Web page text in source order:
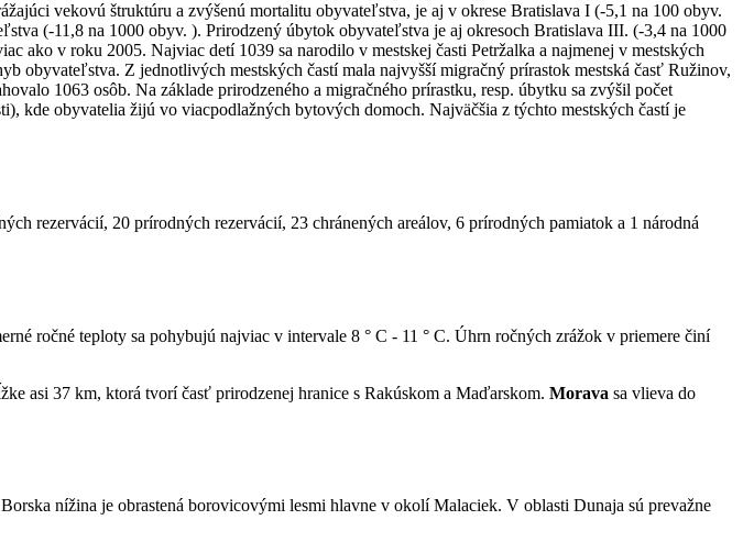
vekovú štruktúru a zvýšenú mortalitu obyvateľstva, je aj v okrese Bratislava I (-5,1 na 100 obyv.
(-11,8 na 1000 obyv. ). Prirodzený úbytok obyvateľstva je aj okresoch Bratislava III. (-3,4 na 1000
ako v roku 2005. Najviac detí 1039 sa narodilo v mestskej časti Petržalka a najmenej v mestských
obyvateľstva. Z jednotlivých mestských častí mala najvyšší migračný prírastok mestská časť Ružinov,
1063 osôb. Na základe prirodzeného a migračného prírastku, resp. úbytku sa zvýšil počet
kde obyvatelia žijú vo viacpodlažných bytových domoch. Najväčšia z týchto mestských častí je
rezervácií, 20 prírodných rezervácií, 23 chránených areálov, 6 prírodných pamiatok a 1 národná
ročné teploty sa pohybujú najviac v intervale 8 ° C - 11 ° C. Úhrn ročných zrážok v priemere činí
asi 37 km, ktorá tvorí časť prirodzenej hranice s Rakúskom a Maďarskom. Morava sa vlieva do
nížina je obrastená borovicovými lesmi hlavne v okolí Malaciek. V oblasti Dunaja sú prevažne